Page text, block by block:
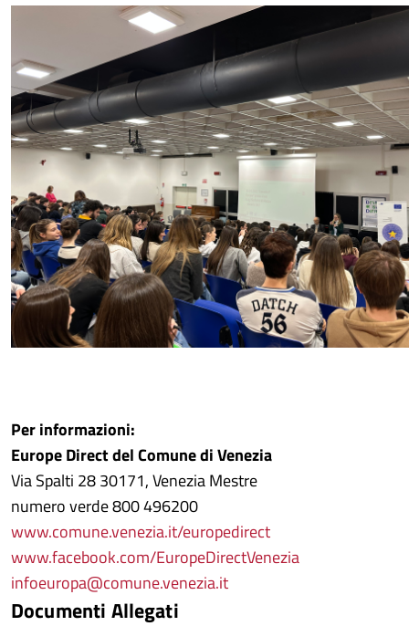
Per informazioni:
Europe Direct del Comune di Venezia
Via Spalti 28 30171, Venezia Mestre
numero verde 800 496200
www.comune.venezia.it/europedirect
www.facebook.com/EuropeDirectVenezia
infoeuropa@comune.venezia.it
Documenti Allegati